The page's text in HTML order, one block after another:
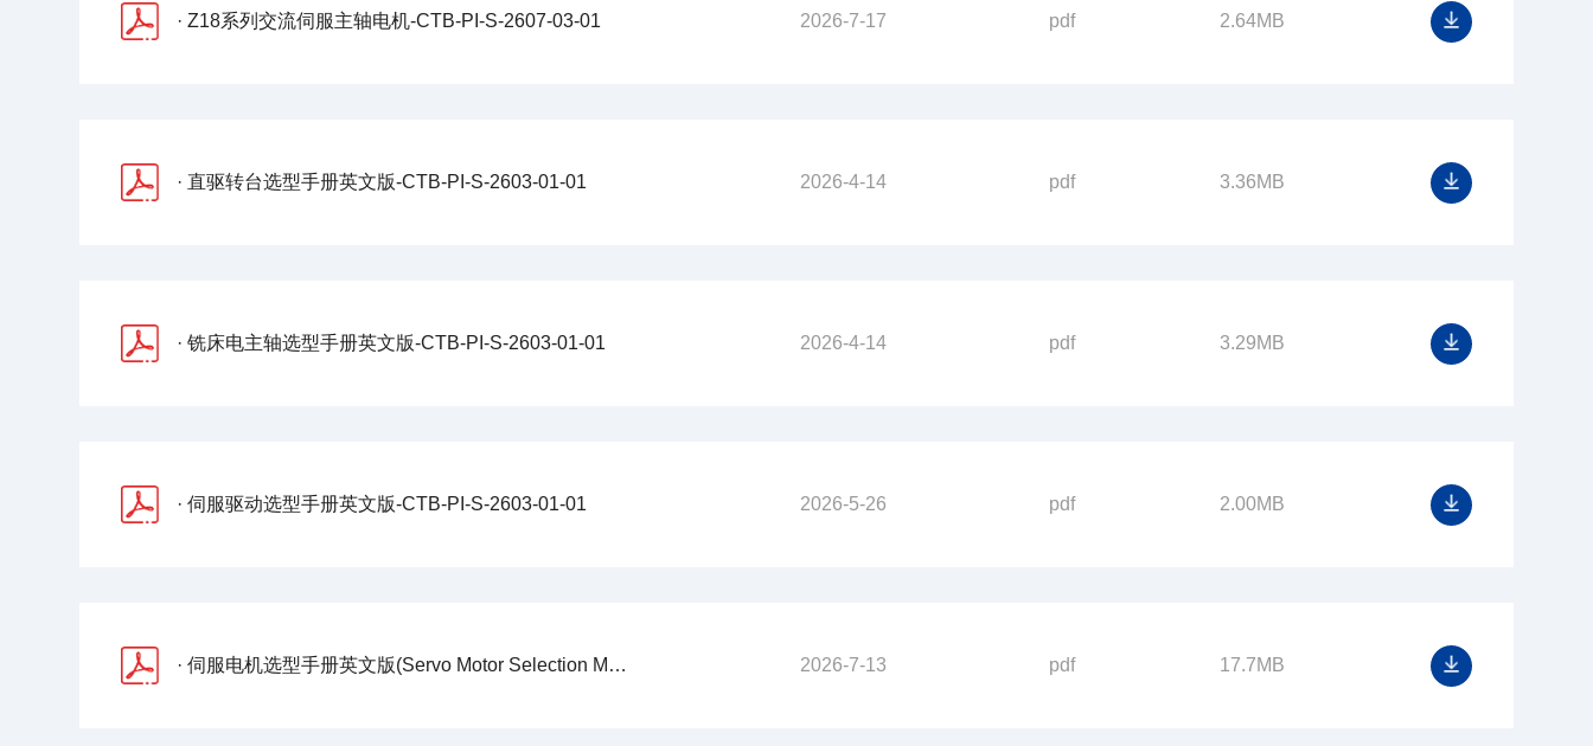
· Z18系列交流伺服主轴电机-CTB-PI-S-2607-03-01 2026-7-17 pdf 2.64MB
· 直驱转台选型手册英文版-CTB-PI-S-2603-01-01 2026-4-14 pdf 3.36MB
· 铣床电主轴选型手册英文版-CTB-PI-S-2603-01-01 2026-4-14 pdf 3.29MB
· 伺服驱动选型手册英文版-CTB-PI-S-2603-01-01 2026-5-26 pdf 2.00MB
· 伺服电机选型手册英文版(Servo Motor Selection Manual)-CTB-PI-S-2607-05-01 2026-7-13 pdf 17.7MB